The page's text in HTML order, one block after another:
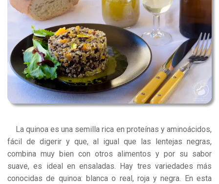
La quinoa es una semilla rica en proteínas y aminoácidos,
fácil de digerir y que, al igual que las lentejas negras,
combina muy bien con otros alimentos y por su sabor
suave, es ideal en ensaladas. Hay tres variedades más
conocidas de quinoa: blanca o real, roja y negra. En esta